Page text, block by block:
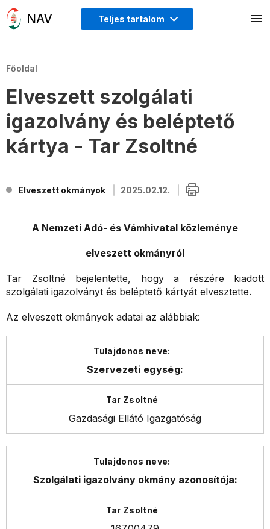
Teljes tartalom
Főoldal
Elveszett szolgálati
igazolvány és beléptető
kártya - Tar Zsoltné
Elveszett okmányok 2025.02.12.
A Nemzeti Adó- és Vámhivatal közleménye
elveszett okmányról
Tar Zsoltné bejelentette, hogy a részére kiadott
szolgálati igazolványt és beléptető kártyát elvesztette.
Az elveszett okmányok adatai az alábbiak:
Szervezeti egység:
Gazdasági Ellátó Igazgatóság
Szolgálati igazolvány okmány azonosítója: